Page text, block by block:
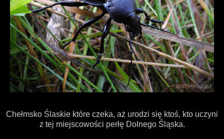
Chełmsko Ślaskie które czeka, aż urodzi się ktoś, kto uczyni
z tej miejscowości perłę Dolnego Śląska.